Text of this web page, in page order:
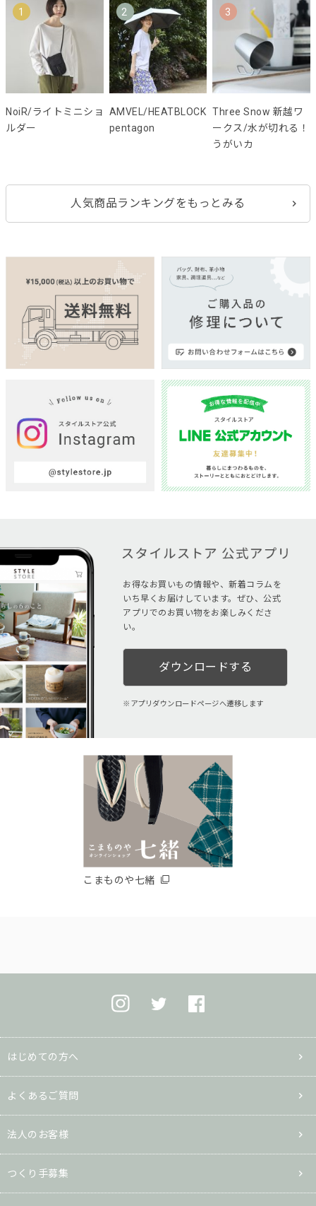
1
NoiR/ライトミニショ
ルダー
2
AMVEL/HEATBLOCK
pentagon
3
Three Snow 新越ワ
ークス/水が切れる！
うがいカ
人気商品ランキングをもっとみる
お得なお買いもの情報や、新着コラムを
いち早くお届けしています。ぜひ、公式
アプリでのお買い物をお楽しみくださ
い。
ダウンロードする
アプリダウンロードページへ遷移します
こまものや七緒
はじめての方へ
よくあるご質問
法人のお客様
つくり手募集